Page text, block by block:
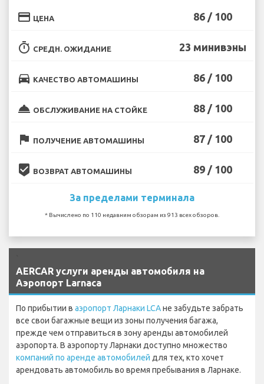
credit_card ЦЕНА 86 / 100
timer СРЕДН. ОЖИДАНИЕ 23 минивэны
directions_car КАЧЕСТВО АВТОМАШИНЫ 86 / 100
room_service ОБСЛУЖИВАНИЕ НА СТОЙКЕ 88 / 100
flag ПОЛУЧЕНИЕ АВТОМАШИНЫ 87 / 100
beenhere ВОЗВРАТ АВТОМАШИНЫ 89 / 100
За пределами терминала
* Вычислено по 110 недавним обзорам из 913 всех обзоров.
AERCAR услуги аренды автомобиля на
Аэропорт Larnaca
По прибытии в аэропорт Ларнаки LCAне забудьте забрать
все свои багажные вещи из зоны получения багажа,
прежде чем отправиться в зону аренды автомобилей
аэропорта. В аэропорту Ларнаки доступно множество
компаний по аренде автомобилей для тех, кто хочет
арендовать автомобиль во время пребывания в Ларнаке.